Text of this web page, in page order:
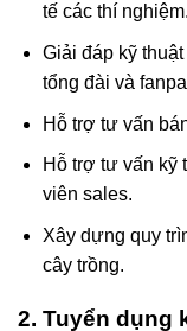
tế các thí nghiệm.
Giải đáp kỹ
tổng đài và
Hỗ trợ tư vấn
Hỗ trợ tư vấn kỹ
viên sales.
Xây dựng quy
cây trồng.
2. Tuyển dụng